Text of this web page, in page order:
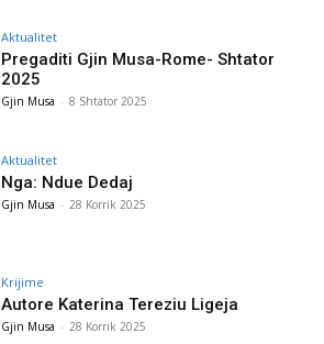
Aktualitet
Pregaditi Gjin Musa-Rome- Shtator
2025
Gjin Musa - 8 Shtator 2025
Aktualitet
Nga: Ndue Dedaj
Gjin Musa - 28 Korrik 2025
Krijime
Autore Katerina Tereziu Ligeja
Gjin Musa - 28 Korrik 2025